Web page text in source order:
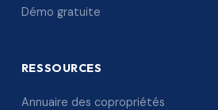
Démo gratuite
RESSOURCES
Annuaire des copropriétés